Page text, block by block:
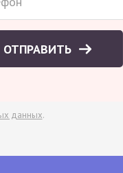
ОТПРАВИТЬ
данных.